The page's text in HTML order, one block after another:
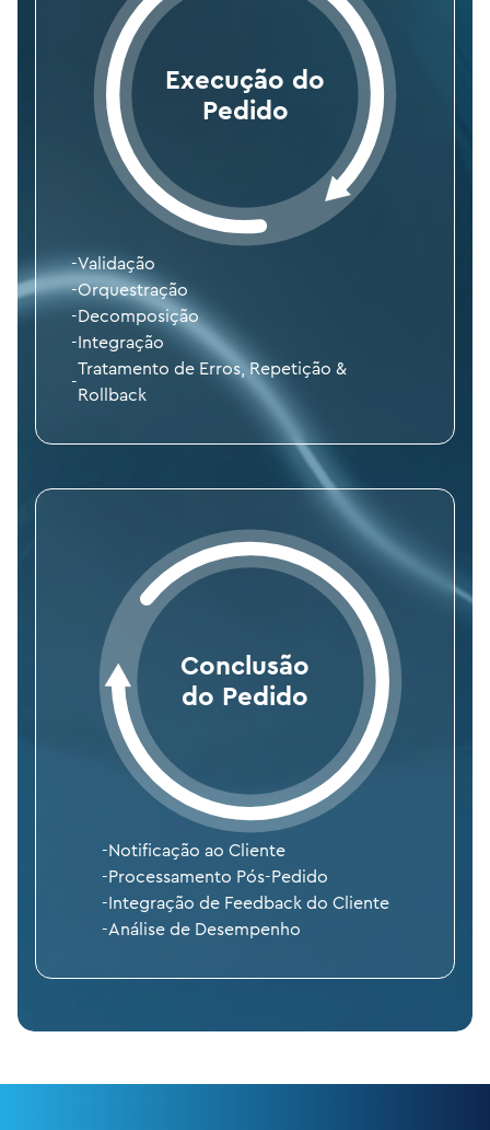
Execução do
Pedido
-Validação
-Orquestração
-Decomposição
-Integração
-
Tratamento de Erros, Repetição &
Rollback
Conclusão
do Pedido
-Notificação ao Cliente
-Processamento Pós-Pedido
-Integração de Feedback do Cliente
-Análise de Desempenho